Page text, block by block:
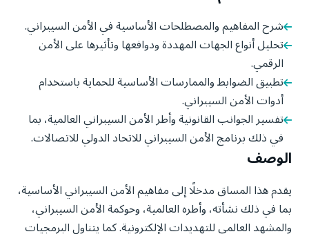
شرح المفاهيم والمصطلحات الأساسية في الأمن السيبراني.
تحليل أنواع الجهات المهددة ودوافعها وتأثيرها على الأمن
الرقمي.
تطبيق الضوابط والممارسات الأساسية للحماية باستخدام
أدوات الأمن السيبراني.
تفسير الجوانب القانونية وأطر الأمن السيبراني العالمية، بما
في ذلك برنامج الأمن السيبراني للاتحاد الدولي للاتصالات.
الوصف
يقدم هذا المساق مدخلًا إلى مفاهيم الأمن السيبراني الأساسية،
بما في ذلك نشأته، وأطره العالمية، وحوكمة الأمن السيبراني،
والمشهد العالمي للتهديدات الإلكترونية. كما يتناول البرمجيات